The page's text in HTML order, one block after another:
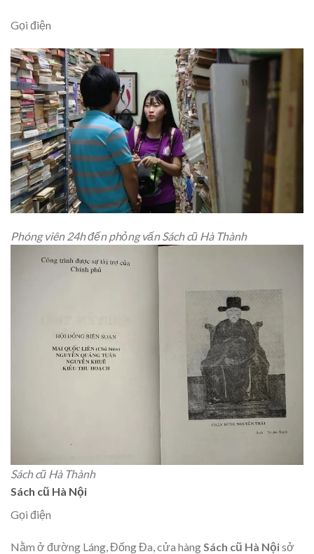
Gọi điện
Phóng viên 24h đến phỏng vấn Sách cũ Hà Thành
Sách cũ Hà Thành
Sách cũ Hà Nội
Gọi điện
Nằm ở đường Láng, Đống Đa, cửa hàng Sách cũ Hà Nộisở